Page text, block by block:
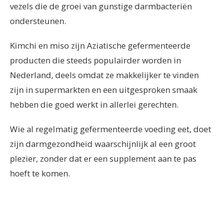
vezels die de groei van gunstige darmbacteriën
ondersteunen.
Kimchi en miso zijn Aziatische gefermenteerde
producten die steeds populairder worden in
Nederland, deels omdat ze makkelijker te vinden
zijn in supermarkten en een uitgesproken smaak
hebben die goed werkt in allerlei gerechten.
Wie al regelmatig gefermenteerde voeding eet, doet
zijn darmgezondheid waarschijnlijk al een groot
plezier, zonder dat er een supplement aan te pas
hoeft te komen.